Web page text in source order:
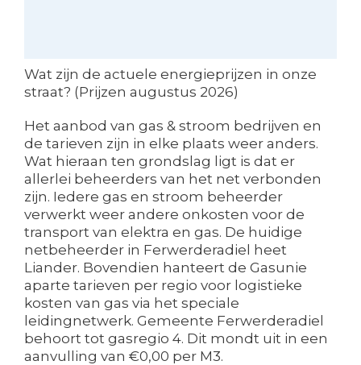
Wat zijn de actuele energieprijzen in onze
straat? (Prijzen augustus 2026)
Het aanbod van gas & stroom bedrijven en
de tarieven zijn in elke plaats weer anders.
Wat hieraan ten grondslag ligt is dat er
allerlei beheerders van het net verbonden
zijn. Iedere gas en stroom beheerder
verwerkt weer andere onkosten voor de
transport van elektra en gas. De huidige
netbeheerder in Ferwerderadiel heet
Liander. Bovendien hanteert de Gasunie
aparte tarieven per regio voor logistieke
kosten van gas via het speciale
leidingnetwerk. Gemeente Ferwerderadiel
behoort tot gasregio 4. Dit mondt uit in een
aanvulling van €0,00 per M3.